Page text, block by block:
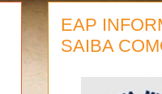
EAP
SAIBA